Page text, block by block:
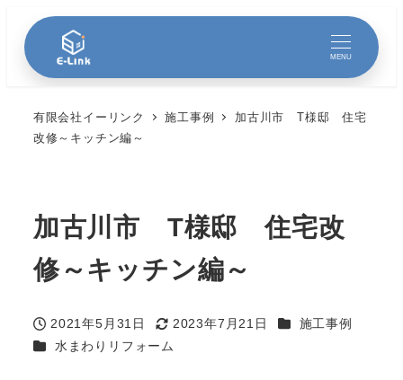
MENU
有限会社イーリンク 施工事例
加古川市 T様邸 住宅
改修～キッチン編～
加古川市 T様邸 住宅改
修～キッチン編～
投稿日
2021年5月31日
更新日
2023年7月21日 カテゴリー
施工事例
カテゴリー
水まわりリフォーム